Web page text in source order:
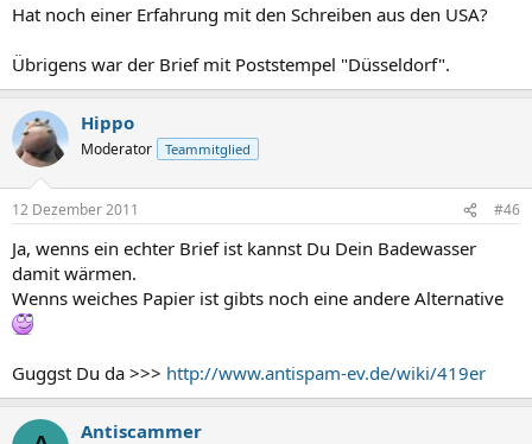
Hat noch einer Erfahrung mit den Schreiben aus den USA?
Übrigens war der Brief mit Poststempel "Düsseldorf".
Hippo
Moderator Teammitglied
12 Dezember 2011 #46
Ja, wenns ein echter Brief ist kannst Du Dein Badewasser
damit wärmen.
Wenns weiches Papier ist gibts noch eine andere Alternative
Guggst Du da >>> http://www.antispam-ev.de/wiki/419er
Antiscammer